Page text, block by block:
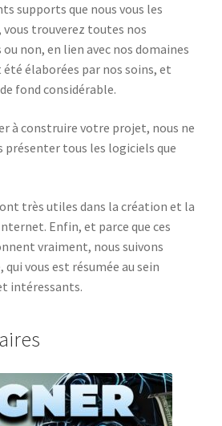
supports que nous vous les
trouverez toutes nos
non, en lien avec nos domaines
été élaborées par nos soins, et
fond considérable.
à construire votre projet, nous ne
présenter tous les logiciels que
très utiles dans la création et la
Enfin, et parce que ces
vraiment, nous suivons
vous est résumée au sein
intéressants.